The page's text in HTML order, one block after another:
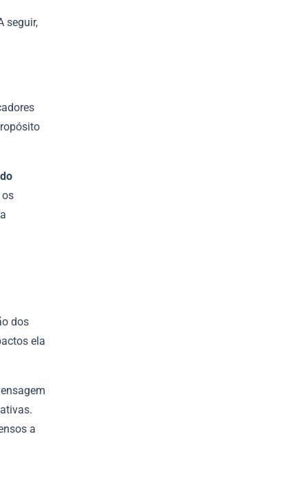
seguir,
os
dos
ela
a